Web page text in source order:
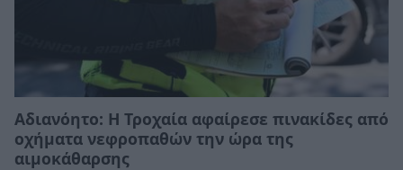
Αδιανόητο: Η Τροχαία αφαίρεσε πινακίδες από
οχήματα νεφροπαθών την ώρα της
αιμοκάθαρσης